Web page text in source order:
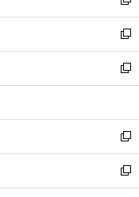
開
く
ウ
で
開
く
ン
ド
ウ
で
開
ウ
ィ
ン
ド
ウ
開
く
新
し
い
ウ
ィ
ン
ウ
で
開
く
新
し
い
ウ
ン
ド
ウ
で
開
新
し
ウ
ィ
ン
ド
ウ
新
し
い
ウ
新
し